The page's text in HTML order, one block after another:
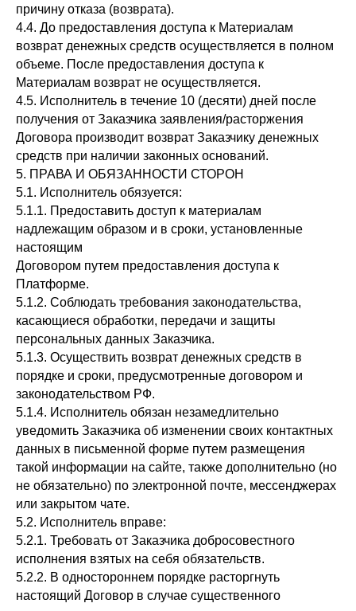
причину отказа (возврата).
4.4. До предоставления доступа к Материалам
возврат денежных средств осуществляется в полном
объеме. После предоставления доступа к
Материалам возврат не осуществляется.
4.5. Исполнитель в течение 10 (десяти) дней после
получения от Заказчика заявления/расторжения
Договора производит возврат Заказчику денежных
средств при наличии законных оснований.
5. ПРАВА И ОБЯЗАННОСТИ СТОРОН
5.1. Исполнитель обязуется:
5.1.1. Предоставить доступ к материалам
надлежащим образом и в сроки, установленные
настоящим
Договором путем предоставления доступа к
Платформе.
5.1.2. Соблюдать требования законодательства,
касающиеся обработки, передачи и защиты
персональных данных Заказчика.
5.1.3. Осуществить возврат денежных средств в
порядке и сроки, предусмотренные договором и
законодательством РФ.
5.1.4. Исполнитель обязан незамедлительно
уведомить Заказчика об изменении своих контактных
данных в письменной форме путем размещения
такой информации на сайте, также дополнительно (но
не обязательно) по электронной почте, мессенджерах
или закрытом чате.
5.2. Исполнитель вправе:
5.2.1. Требовать от Заказчика добросовестного
исполнения взятых на себя обязательств.
5.2.2. В одностороннем порядке расторгнуть
настоящий Договор в случае существенного